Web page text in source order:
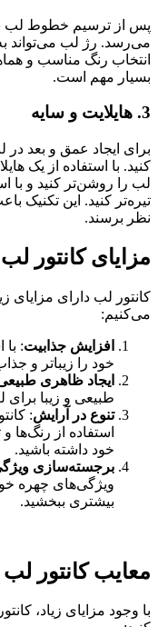
پس از ترسیم خطوط لب با
می‌رسد. رژ لب می‌تواند
انتخاب رنگ مناسب و
بسیار مهم است.
3. هایلایت و سایه
برای ایجاد عمق و بعد در
کنید. با استفاده از یک
لب را روشن‌تر کنید و با
تیره‌تر کنید. این تکنیک
نظر برسند.
مزایای کانتور لب
کانتور لب دارای مزایای
می‌کنیم:
افزایش جذابیت: با
خود را زیباتر و
ایجاد ظاهری
طبیعی و زیبا برای
تنوع در آرایش:
استفاده از رنگ‌ها
خود داشته باشید.
برجسته‌سازی
ویژگی‌های چهره خود
بیشتری ببخشید.
معایب کانتور لب
با وجود مزایای زیاد،